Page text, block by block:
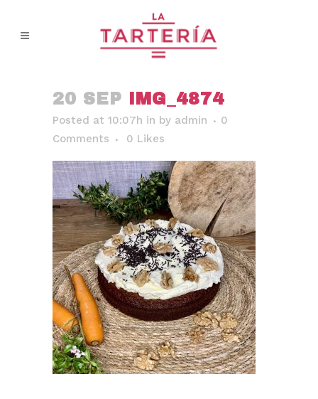
20 SEP IMG_4874
Posted at 10:07h in by admin
0
Comments
0 Likes